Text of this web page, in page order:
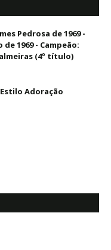
Pedrosa de 1969 -
1969 - Campeão:
(4º título)
Adoração